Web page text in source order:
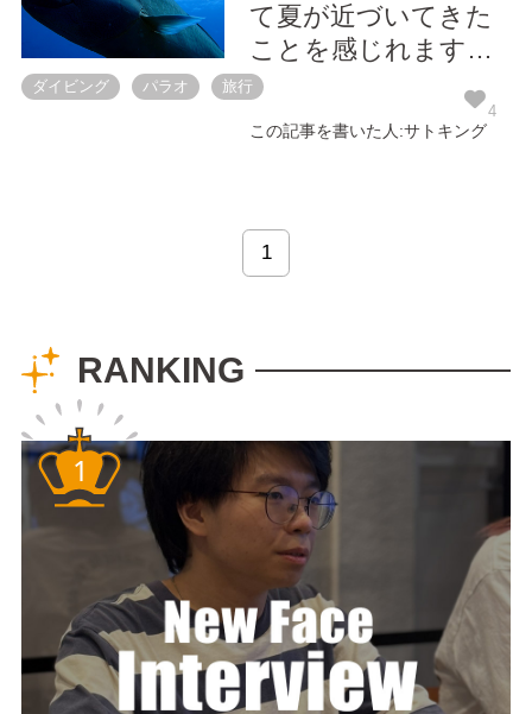
😉...
ダイビング パラオ 旅行
て夏が近づいてきた
ことを感じれます
ね。 さて、今回は前
回に続きダイバーが
行きたいダイビング
します。 前回のパラ
オの旅②はこちらか
の...
この記事を書いた人:サトキング
4
1
RANKING